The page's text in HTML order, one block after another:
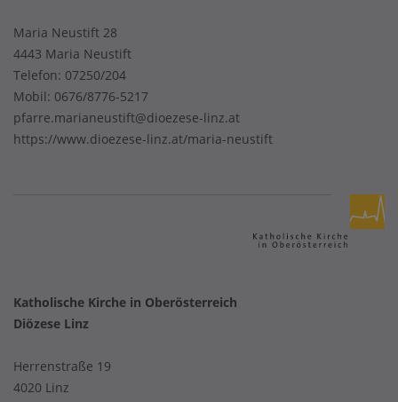
Maria Neustift 28
4443 Maria Neustift
Telefon: 07250/204
Mobil: 0676/8776-5217
pfarre.marianeustift@dioezese-linz.at
https://www.dioezese-linz.at/maria-neustift
Katholische Kirche in Oberösterreich
Diözese Linz
Herrenstraße 19
4020 Linz